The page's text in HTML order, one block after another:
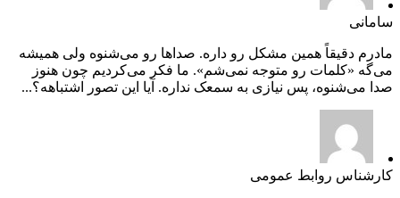
سامانی
مادرم دقیقاً همین مشکل رو داره. صداها رو می‌شنوه ولی همیشه
می‌گه «کلمات رو متوجه نمی‌شم». ما فکر می‌کردیم چون هنوز
صدا می‌شنوه، پس نیازی به سمعک نداره. آیا این تصور اشتباهه؟...
کارشناس روابط عمومی